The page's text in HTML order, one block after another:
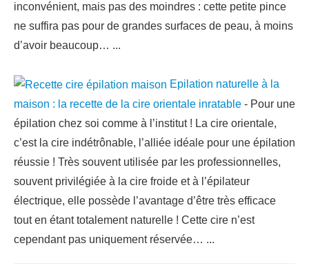
inconvénient, mais pas des moindres : cette petite pince
ne suffira pas pour de grandes surfaces de peau, à moins
d’avoir beaucoup… ...
Epilation naturelle à la
maison : la recette de la cire orientale inratable - Pour une
épilation chez soi comme à l’institut ! La cire orientale,
c’est la cire indétrônable, l’alliée idéale pour une épilation
réussie ! Très souvent utilisée par les professionnelles,
souvent privilégiée à la cire froide et à l’épilateur
électrique, elle possède l’avantage d’être très efficace
tout en étant totalement naturelle ! Cette cire n’est
cependant pas uniquement réservée… ...